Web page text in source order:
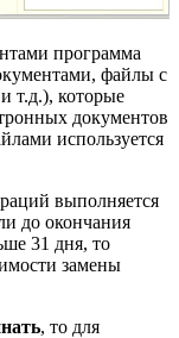
программа
файлы с
т.д.), которые
документов
используется
выполняется
до окончания
31 дня, то
замены
, то для